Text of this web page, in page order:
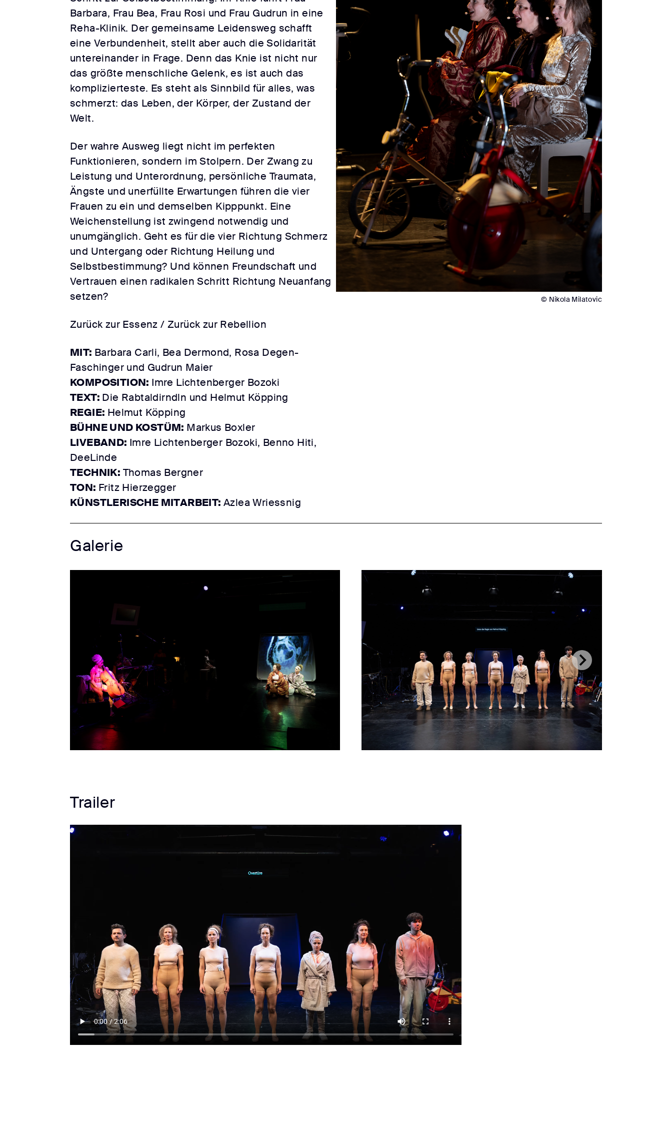
Barbara, Frau Bea, Frau Rosi und Frau Gudrun in eine
Reha-Klinik. Der gemeinsame Leidensweg schafft
eine Verbundenheit, stellt aber auch die Solidarität
untereinander in Frage. Denn das Knie ist nicht nur
das größte menschliche Gelenk, es ist auch das
komplizierteste. Es steht als Sinnbild für alles, was
schmerzt: das Leben, der Körper, der Zustand der
Welt.
Der wahre Ausweg liegt nicht im perfekten
Funktionieren, sondern im Stolpern. Der Zwang zu
Leistung und Unterordnung, persönliche Traumata,
Ängste und unerfüllte Erwartungen führen die vier
Frauen zu ein und demselben Kipppunkt. Eine
Weichenstellung ist zwingend notwendig und
unumgänglich. Geht es für die vier Richtung Schmerz
und Untergang oder Richtung Heilung und
Selbstbestimmung? Und können Freundschaft und
Vertrauen einen radikalen Schritt Richtung Neuanfang
setzen?
Zurück zur Essenz / Zurück zur Rebellion
MIT: Barbara Carli, Bea Dermond, Rosa Degen-
Faschinger und Gudrun Maier
KOMPOSITION: Imre Lichtenberger Bozoki
TEXT: Die Rabtaldirndln und Helmut Köpping
REGIE: Helmut Köpping
BÜHNE UND KOSTÜM: Markus Boxler
LIVEBAND: Imre Lichtenberger Bozoki, Benno Hiti,
DeeLinde
TECHNIK: Thomas Bergner
TON: Fritz Hierzegger
KÜNSTLERISCHE MITARBEIT: Azlea Wriessnig
© Nikola Milatovic
Galerie
Trailer